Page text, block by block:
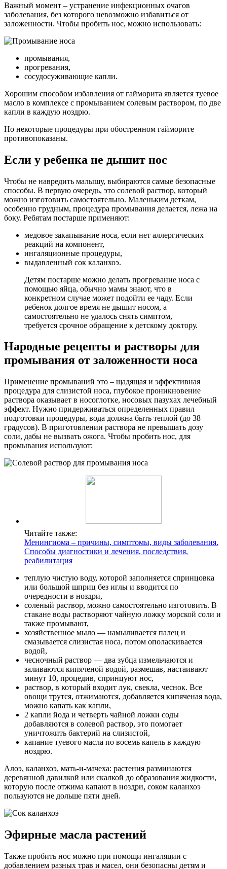
Важный момент – устранение инфекционных очагов
заболевания, без которого невозможно избавиться от
заложенности. Чтобы пробить нос, можно использовать:
промывания,
прогревания,
сосудосуживающие капли.
Хорошим способом избавления от гайморита является туевое
масло в комплексе с промыванием солевым раствором, по две
капли в каждую ноздрю.
Но некоторые процедуры при обостренном гайморите
противопоказаны.
Если у ребенка не дышит нос
Чтобы не навредить малышу, выбираются самые безопасные
способы. В первую очередь, это солевой раствор, который
можно изготовить самостоятельно. Маленьким деткам,
особенно грудным, процедура промывания делается, лежа на
боку. Ребятам постарше применяют:
медовое закапывание носа, если нет аллергических
реакций на компонент,
ингаляционные процедуры,
выдавленный сок каланхоэ.
Детям постарше можно делать прогревание носа с
помощью яйца, обычно мамы знают, что в
конкретном случае может подойти ее чаду. Если
ребенок долгое время не дышит носом, а
самостоятельно не удалось снять симптом,
требуется срочное обращение к детскому доктору.
Народные рецепты и растворы для
промывания от заложенности носа
Применение промываний это – щадящая и эффективная
процедура для слизистой носа, глубокое проникновение
раствора оказывает в носоглотке, носовых пазухах лечебный
эффект. Нужно придерживаться определенных правил
подготовки процедуры, вода должна быть теплой (до 38
градусов). В приготовлении раствора не превышать дозу
соли, дабы не вызвать ожога. Чтобы пробить нос, для
промывания используют:
Читайте также:
Менингиома – причины, симптомы, виды заболевания.
Способы диагностики и лечения, последствия,
реабилитация
теплую чистую воду, которой заполняется спринцовка
или большой шприц без иглы и вводится по
очередности в ноздри,
соленый раствор, можно самостоятельно изготовить. В
стакане воды растворяют чайную ложку морской соли и
также промывают,
хозяйственное мыло — намыливается палец и
смазывается слизистая носа, потом ополаскивается
водой,
чесночный раствор — два зубца измельчаются и
заливаются кипяченой водой, размешав, настаивают
минут 10, процедив, спринцуют нос,
раствор, в который входит лук, свекла, чеснок. Все
овощи трутся, отжимаются, добавляется кипяченая вода,
можно капать как капли,
2 капли йода и четверть чайной ложки соды
добавляются в солевой раствор, это помогает
уничтожить бактерий на слизистой,
капание туевого масла по восемь капель в каждую
ноздрю.
Алоэ, каланхоэ, мать-и-мачеха: растения разминаются
деревянной давилкой или скалкой до образования жидкости,
которую после отжима капают в ноздри, соком каланхоэ
пользуются не дольше пяти дней.
Эфирные масла растений
Также пробить нос можно при помощи ингаляции с
добавлением разных трав и масел, они безопасны детям и